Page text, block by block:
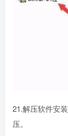
21.解压软件安
压。